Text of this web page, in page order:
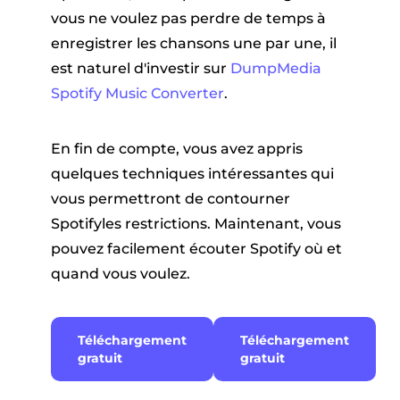
vous ne voulez pas perdre de temps à
enregistrer les chansons une par une, il
est naturel d'investir sur DumpMedia
Spotify Music Converter.
En fin de compte, vous avez appris
quelques techniques intéressantes qui
vous permettront de contourner
Spotifyles restrictions. Maintenant, vous
pouvez facilement écouter Spotify où et
quand vous voulez.
Téléchargement
gratuit
Téléchargement
gratuit